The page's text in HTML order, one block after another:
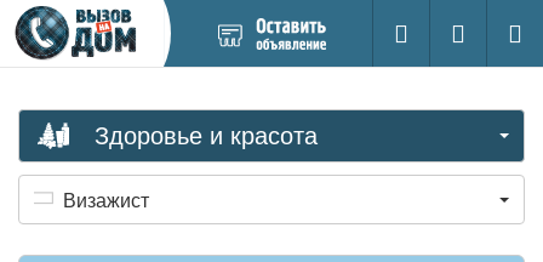
новое
Поиск
Вход на
Здоровье и красота
Визажист